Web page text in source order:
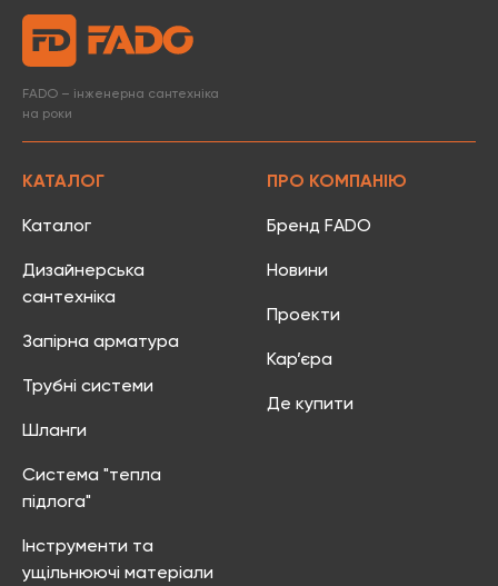
FADO – інженерна сантехніка
на роки
КАТАЛОГ
Каталог
Дизайнерська
сантехніка
Запірна арматура
Трубні системи
Шланги
Система "тепла
підлога"
Інструменти та
ущільнюючі матеріали
ПРО КОМПАНІЮ
Бренд FADO
Новини
Проекти
Кар’єра
Де купити